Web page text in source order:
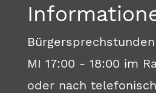
Bürgersprechstunden
MI 17:00 - 18:00 im
oder nach